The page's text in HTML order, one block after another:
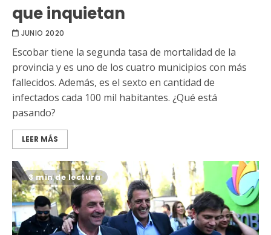
que inquietan
JUNIO 2020
Escobar tiene la segunda tasa de mortalidad de la
provincia y es uno de los cuatro municipios con más
fallecidos. Además, es el sexto en cantidad de
infectados cada 100 mil habitantes. ¿Qué está
pasando?
LEER MÁS
3 min de lectura